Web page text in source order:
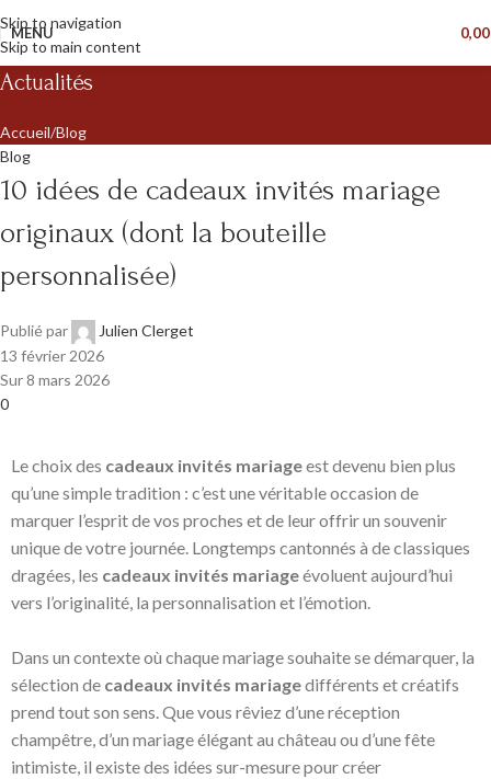
Skip to navigation
Skip to main content
MENU
Actualités
Accueil Blog
Blog
10 idées de cadeaux invités mariage
originaux (dont la bouteille
personnalisée)
Publié par
Julien Clerget
13 février 2026
Sur 8 mars 2026
0
Le choix des cadeaux invités mariageest devenu bien plus
qu’une simple tradition : c’est une véritable occasion de
marquer l’esprit de vos proches et de leur offrir un souvenir
unique de votre journée. Longtemps cantonnés à de classiques
dragées, les cadeaux invités mariageévoluent aujourd’hui
vers l’originalité, la personnalisation et l’émotion.
Dans un contexte où chaque mariage souhaite se démarquer, la
sélection de cadeaux invités mariagedifférents et créatifs
prend tout son sens. Que vous rêviez d’une réception
champêtre, d’un mariage élégant au château ou d’une fête
intimiste, il existe des idées sur-mesure pour créer